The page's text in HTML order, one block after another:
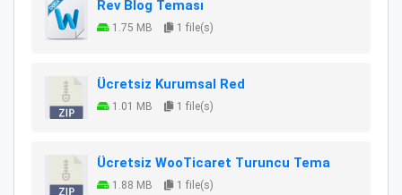
Rev Blog Teması
1.75 MB 1 file(s)
Ücretsiz Kurumsal Red
1.01 MB 1 file(s)
Ücretsiz WooTicaret Turuncu Tema
1.88 MB 1 file(s)